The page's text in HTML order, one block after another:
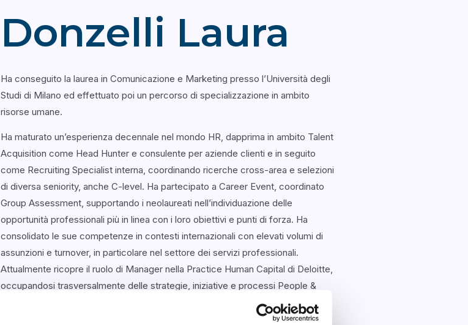
Donzelli Laura
Ha conseguito la laurea in Comunicazione e Marketing presso l’Università degli
Studi di Milano ed effettuato poi un percorso di specializzazione in ambito
risorse umane.
Ha maturato un’esperienza decennale nel mondo HR, dapprima in ambito Talent
Acquisition come Head Hunter e consulente per aziende clienti e in seguito
come Recruiting Specialist interna, coordinando ricerche cross-area e selezioni
di diversa seniority, anche C-level. Ha partecipato a Career Event, coordinato
Group Assessment, supportando i neolaureati nell’individuazione delle
opportunità professionali più in linea con i loro obiettivi e punti di forza. Ha
consolidato le sue competenze in contesti internazionali con elevati volumi di
assunzioni e turnover, in particolare nel settore dei servizi professionali.
Attualmente ricopre il ruolo di Manager nella Practice Human Capital di Deloitte,
occupandosi trasversalmente delle strategie, iniziative e processi People &
Purpose in ambito Learning, Career & Development, Recruiting, Compensation